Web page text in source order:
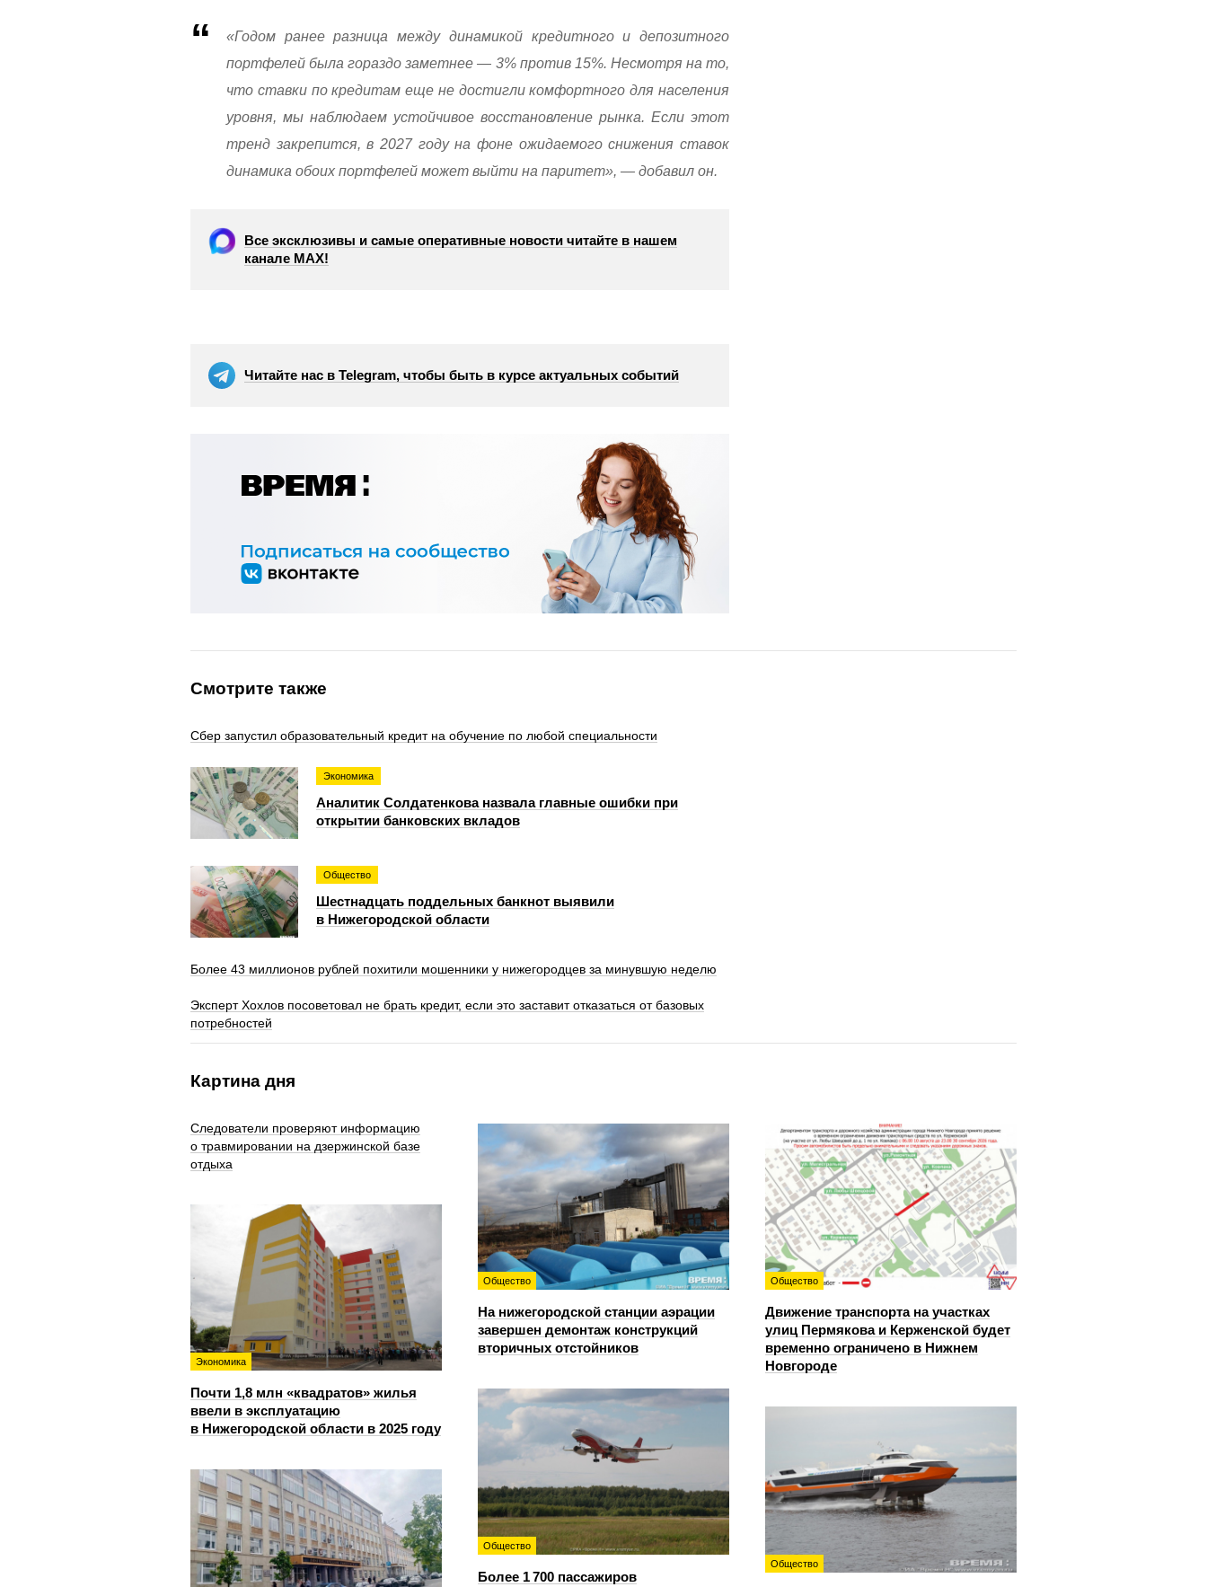
«Годом ранее разница между динамикой кредитного и депозитного
портфелей была гораздо заметнее — 3% против 15%. Несмотря на то,
что ставки по кредитам еще не достигли комфортного для населения
уровня, мы наблюдаем устойчивое восстановление рынка. Если этот
тренд закрепится, в 2027 году на фоне ожидаемого снижения ставок
динамика обоих портфелей может выйти на паритет», — добавил он.
Все эксклюзивы и самые оперативные новости читайте в нашем
канале МАХ!
Читайте нас в Telegram, чтобы быть в курсе актуальных событий
Смотрите также
Сбер запустил образовательный кредит на обучение по любой специальности
Экономика
Аналитик Солдатенкова назвала главные ошибки при
открытии банковских вкладов
Общество
Шестнадцать поддельных банкнот выявили
в Нижегородской области
Более 43 миллионов рублей похитили мошенники у нижегородцев за минувшую неделю
Эксперт Хохлов посоветовал не брать кредит, если это заставит отказаться от базовых
потребностей
Картина дня
Следователи проверяют информацию
о травмировании на дзержинской базе
отдыха
Общество
На нижегородской станции аэрации
завершен демонтаж конструкций
вторичных отстойников
Общество
Движение транспорта на участках
улиц Пермякова и Керженской будет
временно ограничено в Нижнем
Новгороде
Экономика
Почти 1,8 млн «квадратов» жилья
ввели в эксплуатацию
в Нижегородской области в 2025 году
Общество
Более 1 700 пассажиров
Общество